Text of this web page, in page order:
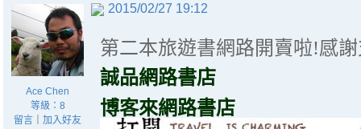
Ace Chen
等級：8
留言
加入好友
2015/02/27 19:12
第二本旅遊書網路開賣啦!感
誠品網路書店
博客來網路書店